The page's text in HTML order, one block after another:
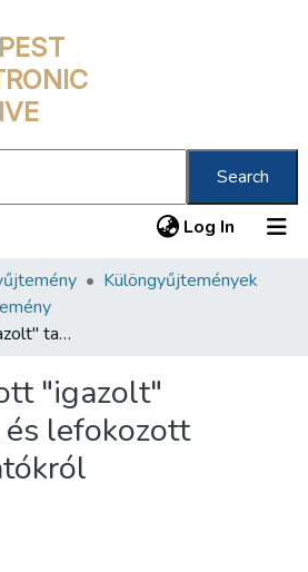
Search
Log In (current)
Különgyűjtemények
Az elbocsátott "igazolt" tanítónőkről és lefokozott iskolaigazgatókról
"igazolt"
lefokozott